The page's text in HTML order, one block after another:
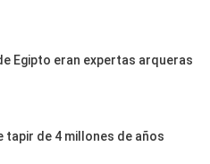
Egipto eran expertas arqueras
tapir de 4 millones de años